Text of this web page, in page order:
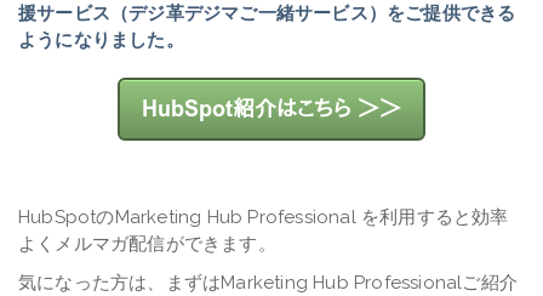
援サービス（デジ革デジマご一緒サービス）をご提供できる
ようになりました。
HubSpotのMarketing Hub Professional を利用すると効率
よくメルマガ配信ができます。
気になった方は、まずはMarketing Hub Professionalご紹介